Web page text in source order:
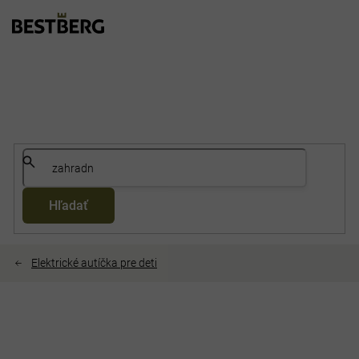
Hľadať
Elektrické autíčka pre deti